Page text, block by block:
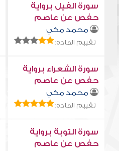
سورة الفيل برواية
حفص عن عاصم
محمد مكي
تقييم المادة:
سورة الشعراء برواية
حفص عن عاصم
محمد مكي
تقييم المادة:
سورة التوبة برواية
حفص عن عاصم